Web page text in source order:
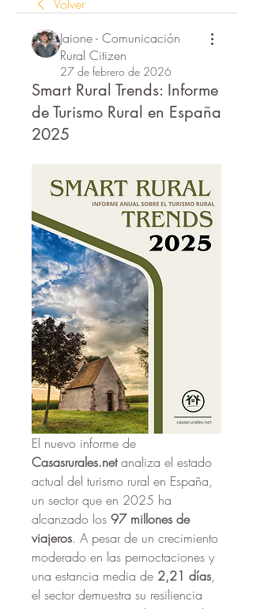
Volver
Jaione - Comunicación
Rural Citizen
27 de febrero de 2026
Smart Rural Trends: Informe
de Turismo Rural en España
2025
Casasrurales.net analiza el estado
actual del turismo rural en España,
un sector que en 2025 ha
alcanzado los 97 millones de
viajeros. A pesar de un crecimiento
moderado en las pernoctaciones y
una estancia media de 2,21 días,
el sector demuestra su resiliencia